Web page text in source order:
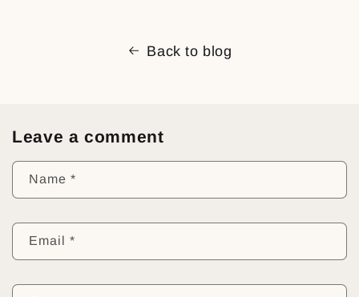
Back to blog
Leave a comment
Name *
Email *